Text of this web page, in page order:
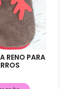
RENO PARA